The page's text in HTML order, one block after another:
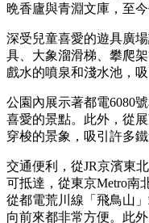
晩香廬與青淵文庫，至
深受兒童喜愛的遊具廣
具、大象溜滑梯、攀爬
戲水的噴泉和淺水池，
公園內展示著都電6080
喜愛的景點。此外，從
穿梭的景象，吸引許多
交通便利，從JR京濱東
可抵達，從東京Metro南
從都電荒川線「飛鳥山
向前來都非常方便。此